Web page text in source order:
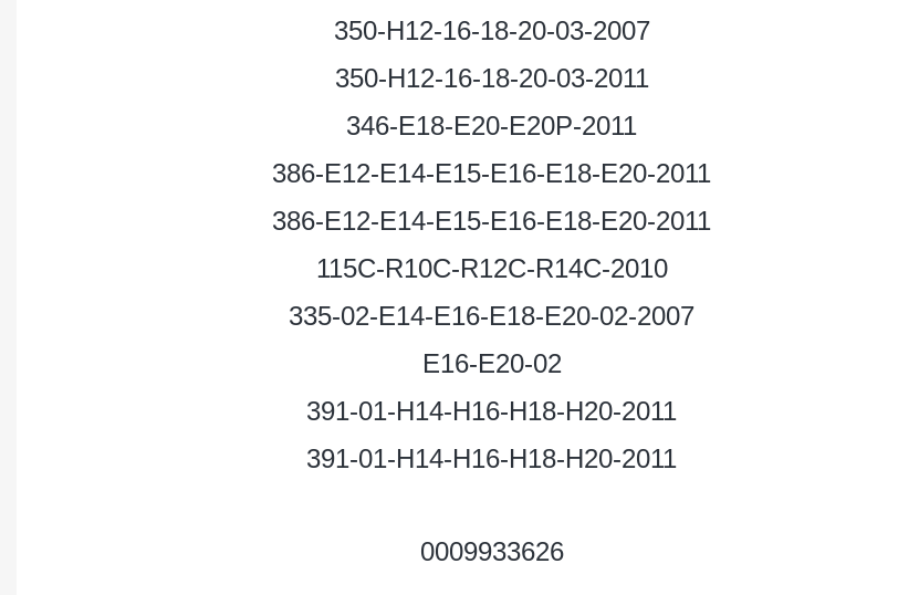
350-H12-16-18-20-03-2007
350-H12-16-18-20-03-2011
346-E18-E20-E20P-2011
386-E12-E14-E15-E16-E18-E20-2011
386-E12-E14-E15-E16-E18-E20-2011
115C-R10C-R12C-R14C-2010
335-02-E14-E16-E18-E20-02-2007
E16-E20-02
391-01-H14-H16-H18-H20-2011
391-01-H14-H16-H18-H20-2011
0009933626